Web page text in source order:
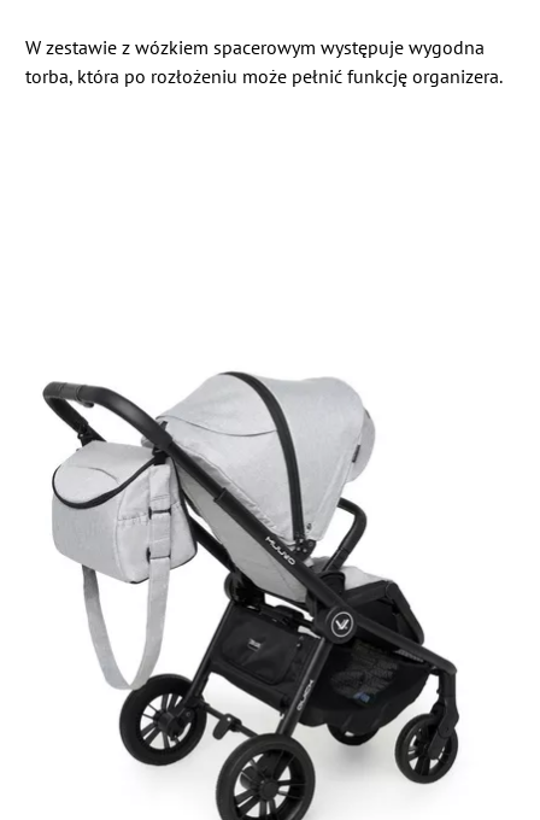
W zestawie z wózkiem spacerowym występuje wygodna
torba, która po rozłożeniu może pełnić funkcję organizera.